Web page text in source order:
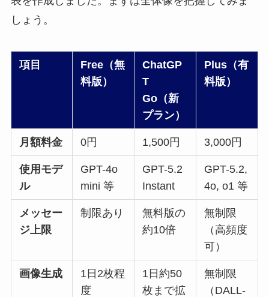
しょう。
項目
Free（無
料版）
ChatGP
T
Go（新
プラン）
Plus（有
料版）
月額料金 0円 1,500円 3,000円
使用モデ
ル
GPT-4o
mini 等
GPT-5.2
Instant
GPT-5.2,
4o, o1 等
メッセー
ジ上限
制限あり
無料版の
約10倍
無制限
（高頻度
可）
画像生成
1日2枚程
度
1日約50
枚まで拡
無制限
（DALL-